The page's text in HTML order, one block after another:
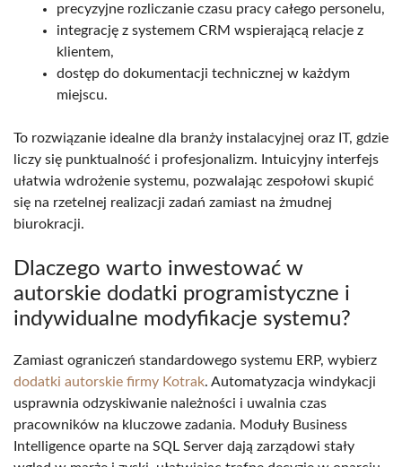
precyzyjne rozliczanie czasu pracy całego personelu,
integrację z systemem CRM wspierającą relacje z
klientem,
dostęp do dokumentacji technicznej w każdym
miejscu.
To rozwiązanie idealne dla branży instalacyjnej oraz IT, gdzie
liczy się punktualność i profesjonalizm. Intuicyjny interfejs
ułatwia wdrożenie systemu, pozwalając zespołowi skupić
się na rzetelnej realizacji zadań zamiast na żmudnej
biurokracji.
Dlaczego warto inwestować w
autorskie dodatki programistyczne i
indywidualne modyfikacje systemu?
Zamiast ograniczeń standardowego systemu ERP, wybierz
dodatki autorskie firmy Kotrak. Automatyzacja windykacji
usprawnia odzyskiwanie należności i uwalnia czas
pracowników na kluczowe zadania. Moduły Business
Intelligence oparte na SQL Server dają zarządowi stały